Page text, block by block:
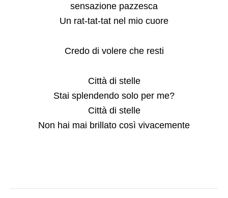
sensazione pazzesca
Un rat-tat-tat nel mio cuore
Credo di volere che resti
Città di stelle
Stai splendendo solo per me?
Città di stelle
Non hai mai brillato così vivacemente